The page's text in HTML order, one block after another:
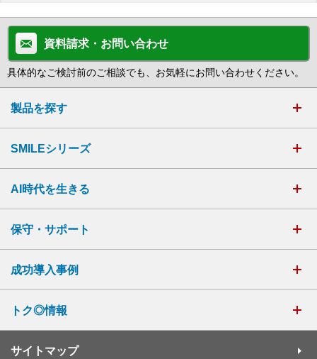
資料請求・お問い合わせ
具体的なご検討前のご相談でも、お気軽にお問い合わせください。
製品を探す
SMILEシリーズ
AI時代を生きる
保守・サポート
成功導入事例
トク◎情報
サイトマップ